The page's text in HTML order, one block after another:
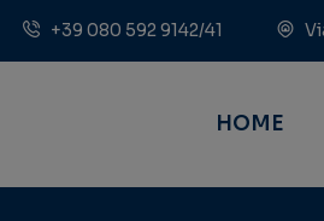
+39 080 592 9142/41
HOME